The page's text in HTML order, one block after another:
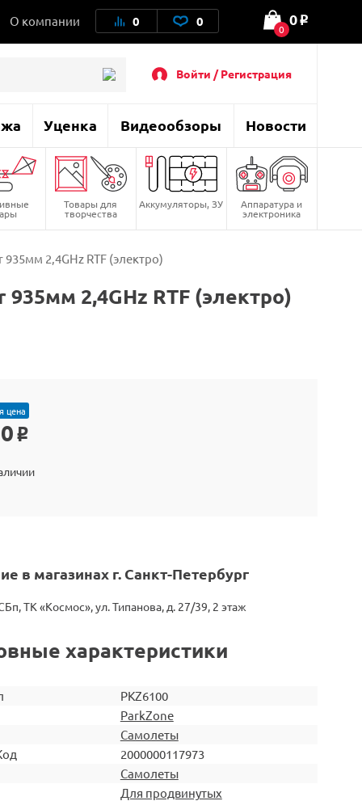
О компании 0 0 0
0 o
Войти / Регистрация
Уценка Видеообзоры Новости
Товары для
творчества
Аккумуляторы, ЗУ Аппаратура и
электроника
2,4GHz RTF (электро)
2,4GHz RTF (электро)
цена
o
в магазинах г. Санкт-Петербург
ТК «Космос», ул. Типанова, д. 27/39, 2 этаж
характеристики
PKZ6100
ParkZone
Самолеты
2000000117973
Самолеты
Для продвинутых